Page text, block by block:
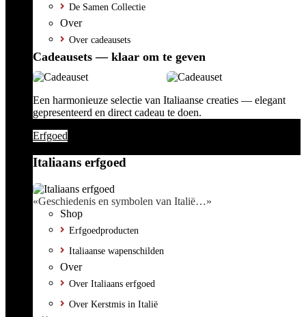
De Samen Collectie
Over
Over cadeausets
Cadeausets — klaar om te geven
Een harmonieuze selectie van Italiaanse creaties — elegant
gepresenteerd en direct cadeau te doen.
Erfgoed
Italiaans erfgoed
«Geschiedenis en symbolen van Italië…»
Shop
Erfgoedproducten
Italiaanse wapenschilden
Over
Over Italiaans erfgoed
Over Kerstmis in Italië